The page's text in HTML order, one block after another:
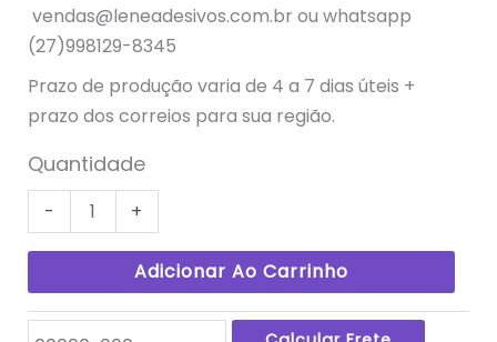
vendas@leneadesivos.com.br ou whatsapp
(27)998129-8345
Prazo de produção varia de 4 a 7 dias úteis +
prazo dos correios para sua região.
Quantidade
- +
Adicionar Ao Carrinho